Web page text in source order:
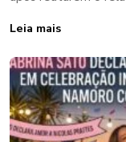
Leia mais